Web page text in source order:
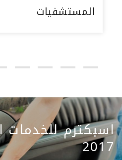
المستشفيات
اسبكترم
2017